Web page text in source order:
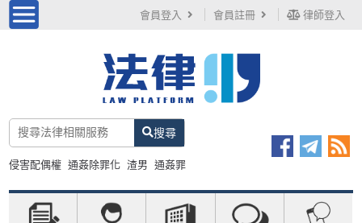
會員登入 會員註冊 律師登入
搜尋
侵害配偶權 通姦除罪化 渣男 通姦罪